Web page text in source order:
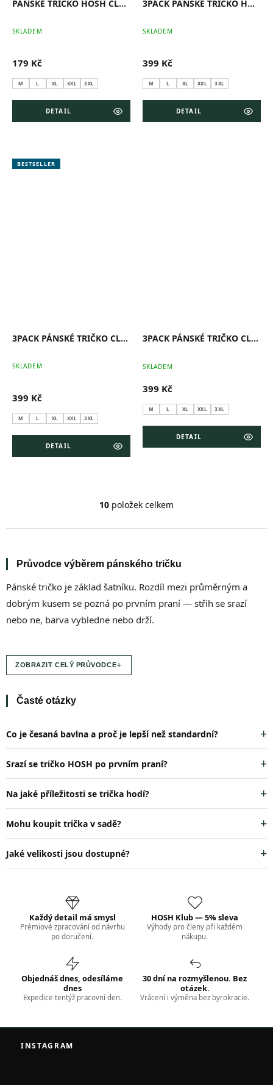
PÁNSKÉ TRIČKO HOSH CLASSIC ŠEDÝ MELÍR
SKLADEM
179 Kč
M L XL XXL 3XL
DETAIL
3PACK PÁNSKÉ TRIČKO HOSH CLASSIC ŠEDÝ MELÍR
SKLADEM
399 Kč
M L XL XXL 3XL
DETAIL
BESTSELLER
3PACK PÁNSKÉ TRIČKO CLASSIC (ČERNÁ, ŠEDÁ, TMAVĚ MODRÁ)
SKLADEM
399 Kč
M L XL XXL 3XL
DETAIL
3PACK PÁNSKÉ TRIČKO CLASSIC (BÍLÁ, ŠEDÁ, ČERNÁ)
SKLADEM
399 Kč
M L XL XXL 3XL
DETAIL
O
l
d
a
í
p
r
v
10 položek celkem
Průvodce výběrem pánského tričku
Pánské tričko je základ šatníku. Rozdíl mezi průměrným a
dobrým kusem se pozná po prvním praní — střih se srazí
nebo ne, barva vybledne nebo drží.
ZOBRAZIT CELÝ PRŮVODCE+
Časté otázky
Co je česaná bavlna a proč je lepší než standardní?
Srazí se tričko HOSH po prvním praní?
Na jaké příležitosti se trička hodí?
Mohu koupit trička v sadě?
Jaké velikosti jsou dostupné?
Každý detail má smysl
Prémiové zpracování od návrhu
po doručení.
HOSH Klub — 5% sleva
Výhody pro členy při každém
nákupu.
Objednáš dnes, odesíláme
dnes
Expedice tentýž pracovní den.
30 dní na rozmyšlenou. Bez
otázek.
Vrácení i výměna bez byrokracie.
INSTAGRAM